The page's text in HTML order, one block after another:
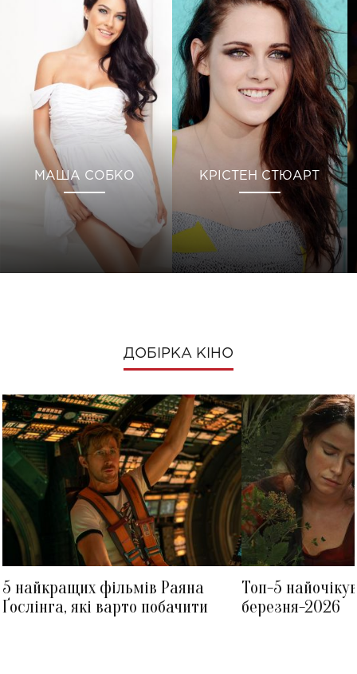
МАША СОБКО КРІСТЕН СТЮАРТ
ДОБІРКА КІНО
5 найкращих фільмів Раяна
Ґослінга, які варто побачити
Топ-5
березня-2026